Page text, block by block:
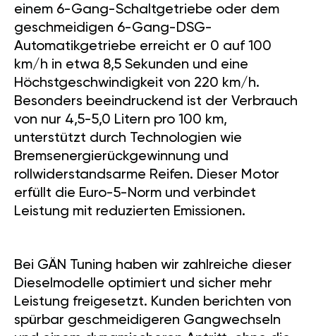
einem 6-Gang-Schaltgetriebe oder dem
geschmeidigen 6-Gang-DSG-
Automatikgetriebe erreicht er 0 auf 100
km/h in etwa 8,5 Sekunden und eine
Höchstgeschwindigkeit von 220 km/h.
Besonders beeindruckend ist der Verbrauch
von nur 4,5-5,0 Litern pro 100 km,
unterstützt durch Technologien wie
Bremsenergierückgewinnung und
rollwiderstandsarme Reifen. Dieser Motor
erfüllt die Euro-5-Norm und verbindet
Leistung mit reduzierten Emissionen.
Bei GÄN Tuning haben wir zahlreiche dieser
Dieselmodelle optimiert und sicher mehr
Leistung freigesetzt. Kunden berichten von
spürbar geschmeidigeren Gangwechseln